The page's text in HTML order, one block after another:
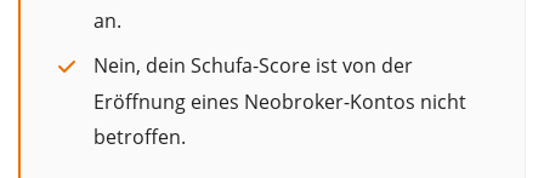
an.
Nein, dein Schufa-Score ist von der
Eröffnung eines Neobroker-Kontos nicht
betroffen.